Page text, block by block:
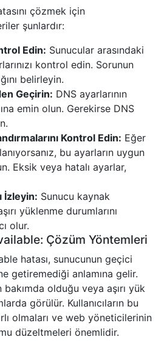
çözmek için
şunlardır:
Edin: Sunucular arasındaki
kontrol edin. Sorunun
belirleyin.
Geçirin: DNS ayarlarının
emin olun. Gerekirse DNS
Kontrol Edin: Eğer
bu ayarların uygun
Eksik veya hatalı ayarlar,
İzleyin: Sunucu kaynak
yüklenme durumlarını
olur.
Çözüm Yöntemleri
hatası, sunucunun geçici
getiremediği anlamına gelir.
olduğu veya aşırı yük
görülür. Kullanıcıların bu
olmaları ve web yöneticilerinin
düzeltmeleri önemlidir.